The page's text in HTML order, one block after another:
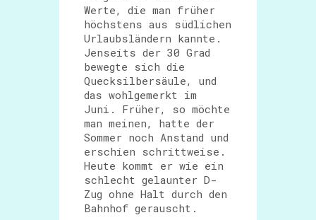
Werte, die man früher
höchstens aus südlichen
Urlaubsländern kannte.
Jenseits der 30 Grad
bewegte sich die
Quecksilbersäule, und
das wohlgemerkt im
Juni. Früher, so möchte
man meinen, hatte der
Sommer noch Anstand und
erschien schrittweise.
Heute kommt er wie ein
schlecht gelaunter D-
Zug ohne Halt durch den
Bahnhof gerauscht.